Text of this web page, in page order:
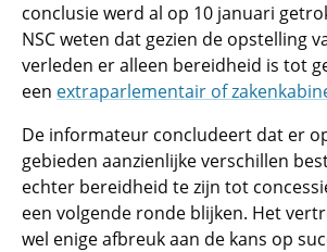
conclusie werd al op 10 januari
NSC weten dat gezien de opstelling
verleden er alleen bereidheid is tot
een extraparlementair of
De informateur concludeert dat er
gebieden aanzienlijke verschillen
echter bereidheid te zijn tot
een volgende ronde blijken. Het
wel enige afbreuk aan de kans op